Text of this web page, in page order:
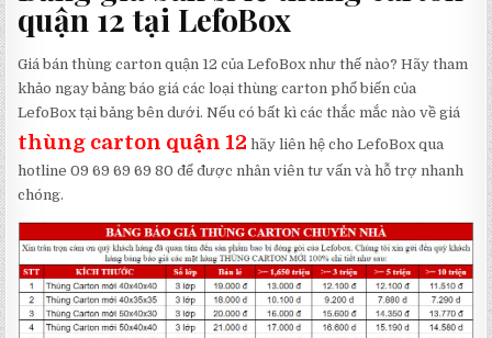
quận 12 tại LefoBox
Giá bán thùng carton quận 12 của LefoBox như thế nào? Hãy tham
khảo ngay bảng báo giá các loại thùng carton phổ biến của
LefoBox tại bảng bên dưới. Nếu có bất kì các thắc mắc nào về giá
thùng carton quận 12 hãy liên hệ cho LefoBox qua
hotline 09 69 69 69 80 để được nhân viên tư vấn và hỗ trợ nhanh
chóng.